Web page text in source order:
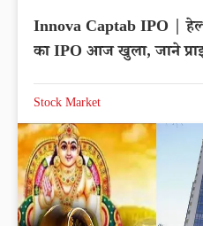
Innova Captab IPO |
का IPO आज खुला, जाने
Stock Market